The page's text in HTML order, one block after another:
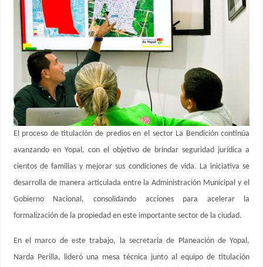
El proceso de titulación de predios en el sector La Bendición continúa
avanzando en Yopal, con el objetivo de brindar seguridad jurídica a
cientos de familias y mejorar sus condiciones de vida. La iniciativa se
desarrolla de manera articulada entre la Administración Municipal y el
Gobierno Nacional, consolidando acciones para acelerar la
formalización de la propiedad en este importante sector de la ciudad.
En el marco de este trabajo, la secretaria de Planeación de Yopal,
Narda Perilla, lideró una mesa técnica junto al equipo de titulación